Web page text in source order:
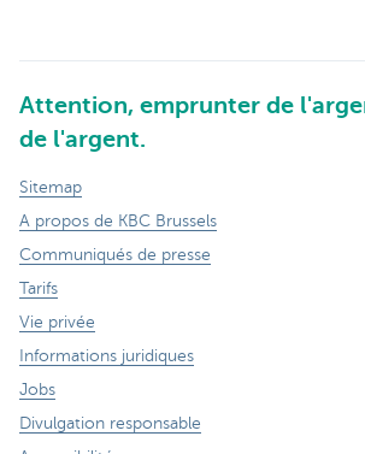
Attention, emprunter de
de l'argent.
Sitemap
A propos de KBC Brussels
Communiqués de presse
Tarifs
Vie privée
Informations juridiques
Jobs
Divulgation responsable